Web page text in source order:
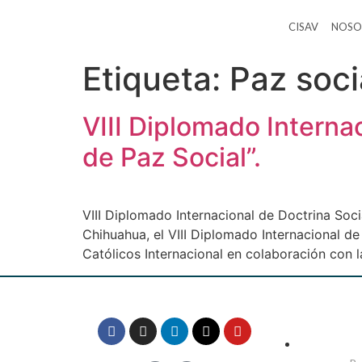
CISAV
Etiqueta: Paz
VIII Diplomado
de Paz Social”.
VIII Diplomado Internacional de Doctrina
Chihuahua, el VIII Diplomado Internacional
Católicos Internacional en colaboración con